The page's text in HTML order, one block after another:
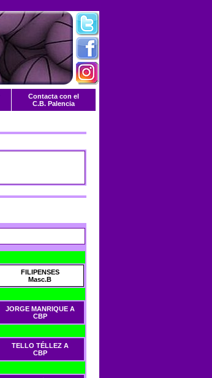
Contacta con el
C.B. Palencia
FILIPENSES
Masc.B
JORGE MANRIQUE A
CBP
TELLO TÉLLEZ A
CBP